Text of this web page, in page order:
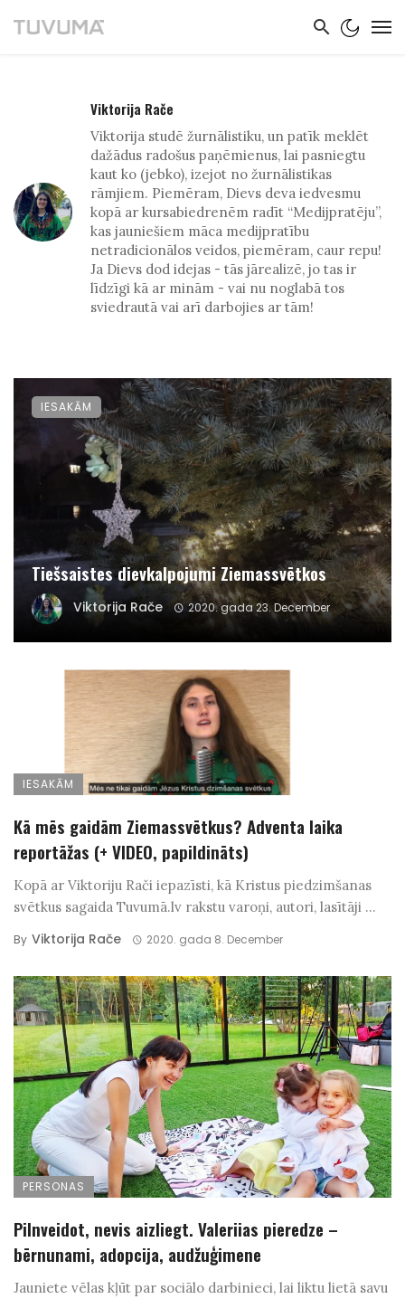
Viktorija Rače
Viktorija studē žurnālistiku, un patīk meklēt
dažādus radošus paņēmienus, lai pasniegtu
kaut ko (jebko), izejot no žurnālistikas
rāmjiem. Piemēram, Dievs deva iedvesmu
kopā ar kursabiedrenēm radīt “Medijpratēju”,
kas jauniešiem māca medijpratību
netradicionālos veidos, piemēram, caur repu!
Ja Dievs dod idejas - tās jārealizē, jo tas ir
līdzīgi kā ar minām - vai nu noglabā tos
sviedrautā vai arī darbojies ar tām!
Tiešsaistes dievkalpojumi Ziemassvētkos
Viktorija Rače 2020. gada 23. December
IESAKĀM
IESAKĀM
Kā mēs gaidām Ziemassvētkus? Adventa laika
reportāžas (+ VIDEO, papildināts)
Kopā ar Viktoriju Rači iepazīsti, kā Kristus piedzimšanas
svētkus sagaida Tuvumā.lv rakstu varoņi, autori, lasītāji ...
By Viktorija Rače 2020. gada 8. December
PERSONAS
Pilnveidot, nevis aizliegt. Valeriias pieredze –
bērnunami, adopcija, audžuģimene
Jauniete vēlas kļūt par sociālo darbinieci, lai liktu lietā savu